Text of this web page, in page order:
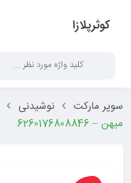
کوثرپلازا
سوپر مارکت نوشیدنی
میهن – 6260176808846